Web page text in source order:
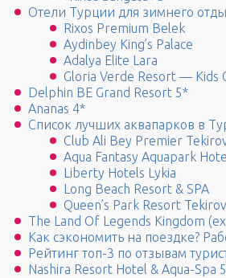
Отели Турции для зимнего
Rixos Premium Belek
Aydinbey King’s Palace
Adalya Elite Lara
Gloria Verde Resort — Kids
Delphin BE Grand Resort 5*
Ananas 4*
Список лучших аквапарков в
Club Ali Bey Premier
Aqua Fantasy Aquapark
Liberty Hotels Lykia
Long Beach Resort & SPA
Queen’s Park Resort
The Land Of Legends Kingdom
Как сэкономить на поездке?
Рейтинг топ-3 по отзывам
Nashira Resort Hotel & Aqua-Spa